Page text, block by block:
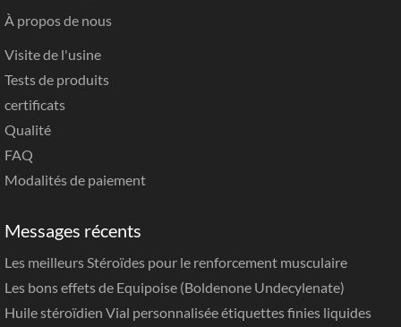
À propos de nous
Visite de l'usine
Tests de produits
certificats
Qualité
FAQ
Modalités de paiement
Messages récents
Les meilleurs Stéroïdes pour le renforcement musculaire
Les bons effets de Equipoise (Boldenone Undecylenate)
Huile stéroïdien Vial personnalisée étiquettes finies liquides